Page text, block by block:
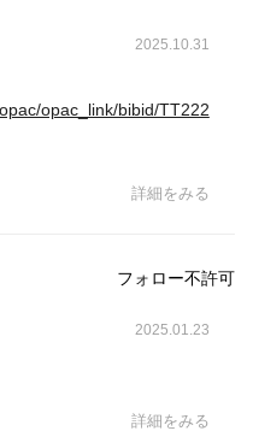
2025.10.31
opac_link/bibid/TT222
詳細をみる
フォロー不許可
2025.01.23
詳細をみる